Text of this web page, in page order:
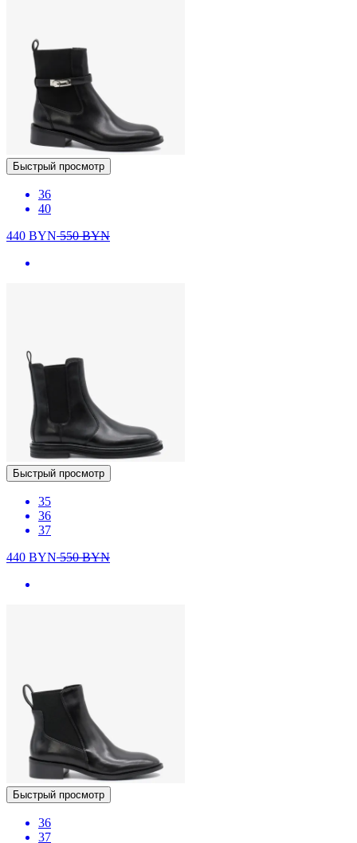
Быстрый просмотр
36
40
440 BYN550BYN
Быстрый просмотр
35
36
37
440 BYN550BYN
Быстрый просмотр
36
37